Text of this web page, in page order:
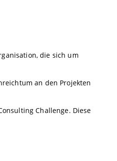
die sich um
an den Projekten
Challenge. Diese